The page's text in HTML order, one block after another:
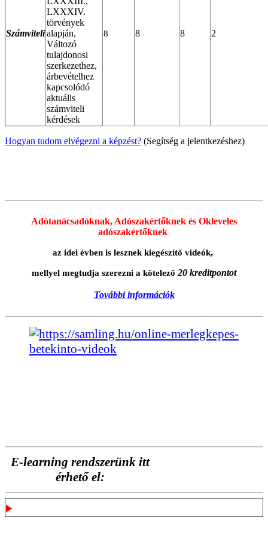
Számviteli
LXXXIV.
törvények
alapján,
Változó
tulajdonosi
szerkezethez,
árbevételhez
kapcsolódó
aktuális
számviteli
kérdések
8 8 8 2
Hogyan tudom elvégezni a képzést? (Segítség a jelentkezéshez)
Adótanácsadóknak, Adószakértőknek és Okleveles
adószakértőknek
az idei évben is lesznek kiegészítő videók,
mellyel megtudja szerezni a kötelező 20 kreditpontot
További információk
E-learning rendszerünk itt
érhető el: